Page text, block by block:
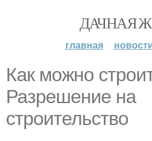
ДАЧНАЯ
главная
Как можно
Разрешение на
строительство